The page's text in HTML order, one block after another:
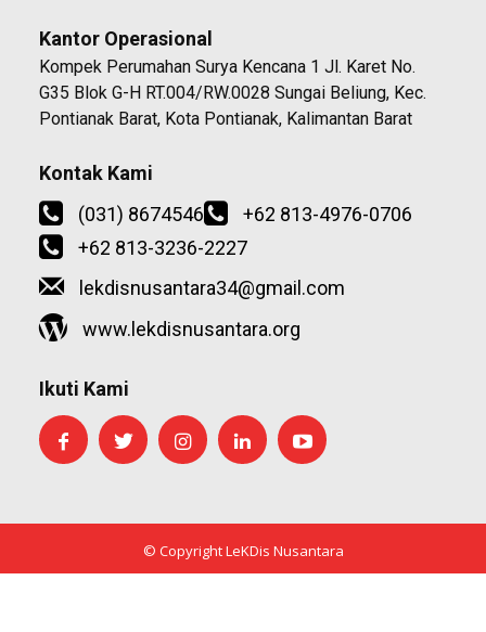
Kantor Operasional
Kompek Perumahan Surya Kencana 1 Jl. Karet No.
G35 Blok G-H RT.004/RW.0028 Sungai Beliung, Kec.
Pontianak Barat, Kota Pontianak, Kalimantan Barat
Kontak Kami
(031) 8674546
+62 813-4976-0706
+62 813-3236-2227
lekdisnusantara34@gmail.com
www.lekdisnusantara.org
Ikuti Kami
© Copyright LeKDis Nusantara